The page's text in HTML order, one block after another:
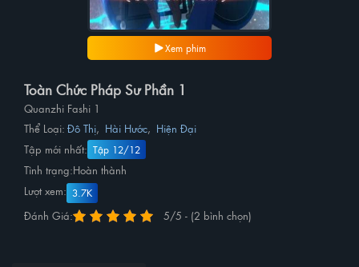
Xem phim
Toàn Chức Pháp Sư Phần 1
Quanzhi Fashi 1
Thể Loại: Đô Thị, Hài Hước, Hiện Đại
Tập mới nhất: Tập 12/12
Tình trạng:Hoàn thành
Lượt xem: 3.7K
Đánh Giá: 5/5 - (2 bình chọn)